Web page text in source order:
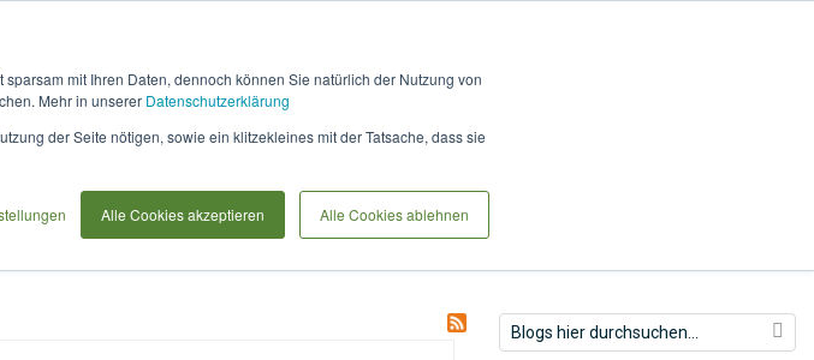
mit Ihren Daten, dennoch können Sie natürlich der Nutzung von
Mehr in unserer Datenschutzerklärung
der Seite nötigen, sowie ein klitzekleines mit der Tatsache, dass sie
Alle Cookies akzeptieren Alle Cookies ablehnen